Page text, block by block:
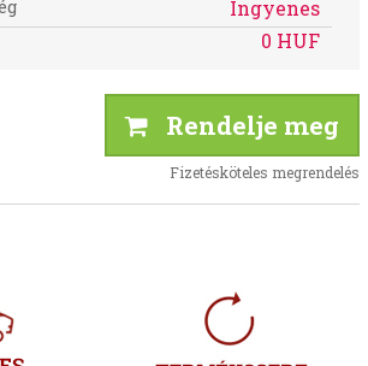
Ingyenes
0 HUF
Rendelje meg
Fizetésköteles megrendelés